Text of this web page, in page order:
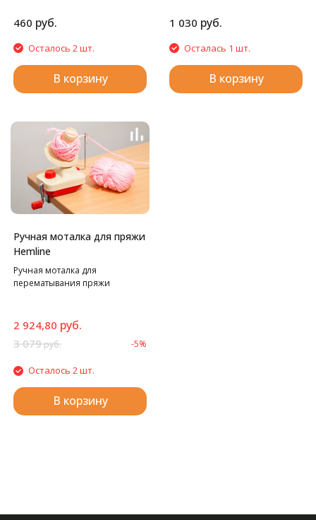
460 руб.
Осталось 2 шт.
В корзину
Kingsize".
1 030 руб.
Осталась 1 шт.
В корзину
Ручная моталка для пряжи
Hemline
Ручная моталка для
перематывания пряжи
2 924,80 руб.
3 079руб. -5%
Осталось 2 шт.
В корзину